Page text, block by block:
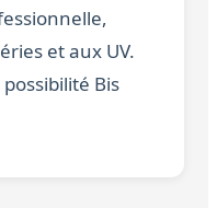
et aux UV.
Bis